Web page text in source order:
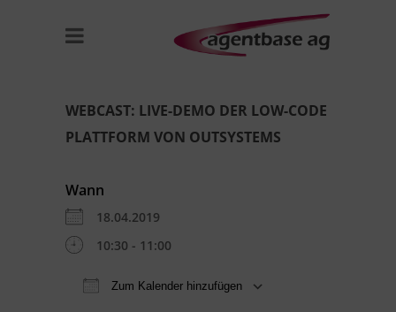
WEBCAST: LIVE-DEMO DER LOW-CODE
PLATTFORM VON OUTSYSTEMS
Wann
18.04.2019
10:30 - 11:00
Zum Kalender hinzufügen